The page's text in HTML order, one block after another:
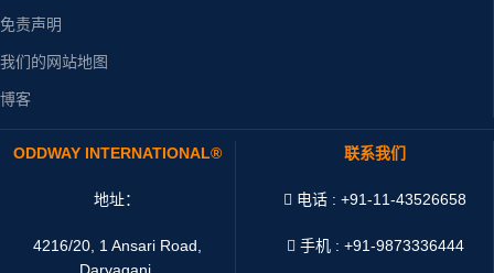
免责声明
我们的网站地图
博客
ODDWAY INTERNATIONAL®
地址：
4216/20, 1 Ansari Road,
Daryaganj,
联系我们
电话 : +91-11-43526658
手机 : +91-9873336444